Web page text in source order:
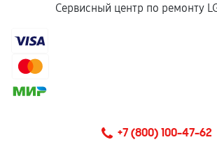
Если комплектующие
сохраняться полностью или частично,
соблюдены следующие условия:
Сервисный центр по ремонту
+7 (800) 100-47-62